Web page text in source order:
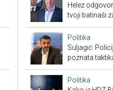
Helez
tvoji batinaši
Politika
Suljagić:
poznata
Politika